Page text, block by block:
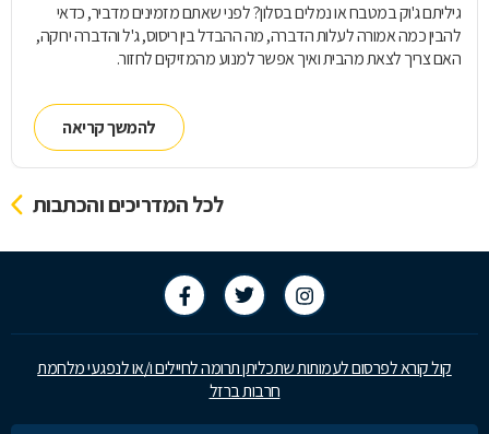
גיליתם ג'וק במטבח או נמלים בסלון? לפני שאתם מזמינים מדביר, כדאי
להבין כמה אמורה לעלות הדברה, מה ההבדל בין ריסוס, ג'ל והדברה ירוקה,
האם צריך לצאת מהבית ואיך אפשר למנוע מהמזיקים לחזור.
להמשך קריאה
לכל המדריכים והכתבות
קול קורא לפרסום לעמותות שתכליתן תרומה לחיילים ו/או לנפגעי מלחמת
חרבות ברזל